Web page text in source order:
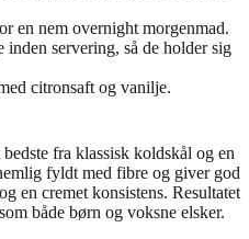
en nem overnight morgenmad.
servering, så de holder sig
citronsaft og vanilje.
fra klassisk koldskål og en
fyldt med fibre og giver god
en cremet konsistens. Resultatet
både børn og voksne elsker.